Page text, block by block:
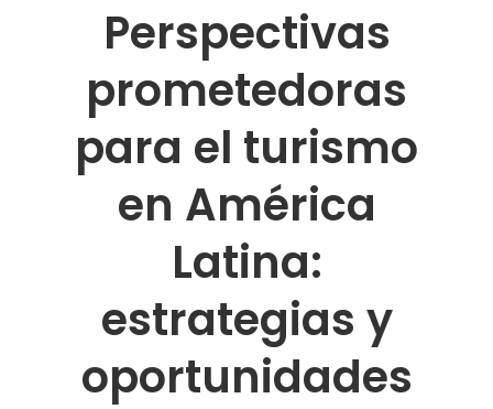
Perspectivas
prometedoras
para el turismo
en América
Latina:
estrategias y
oportunidades